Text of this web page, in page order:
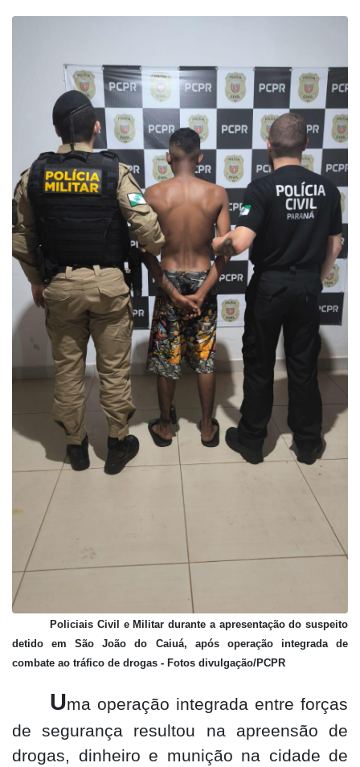
Policiais Civil e Militar durante a apresentação do suspeito
detido em São João do Caiuá, após operação integrada de
combate ao tráfico de drogas - Fotos divulgação/PCPR
Uma operação integrada entre forças
de segurança resultou na apreensão de
drogas, dinheiro e munição na cidade de